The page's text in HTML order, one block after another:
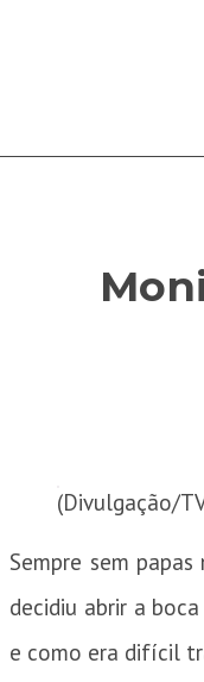
(Divulgação/
Sempre sem
decidiu abrir a
e como era difícil